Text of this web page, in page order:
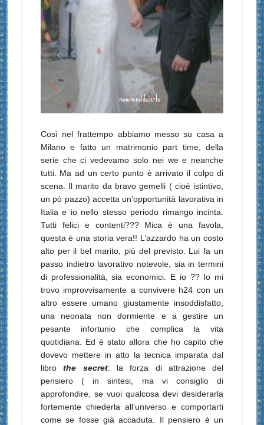
Così nel frattempo abbiamo messo su casa a
Milano e fatto un matrimonio part time, della
serie che ci vedevamo solo nei we e neanche
tutti. Ma ad un certo punto è arrivato il colpo di
scena. Il marito da bravo gemelli ( cioè istintivo,
un pò pazzo) accetta un’opportunità lavorativa in
Italia e io nello stesso periodo rimango incinta.
Tutti felici e contenti??? Mica è una favola,
questa è una storia vera!! L’azzardo ha un costo
alto per il bel marito, più del previsto. Lui fa un
passo indietro lavorativo notevole, sia in termini
di professionalità, sia economici. E io ?? Io mi
trovo improvvisamente a convivere h24 con un
altro essere umano giustamente insoddisfatto,
una neonata non dormiente e a gestire un
pesante infortunio che complica la vita
quotidiana. Ed è stato allora che ho capito che
dovevo mettere in atto la tecnica imparata dal
librothe secret: la forza di attrazione del
pensiero ( in sintesi, ma vi consiglio di
approfondire, se vuoi qualcosa devi desiderarla
fortemente chiederla all’universo e comportarti
come se fosse già accaduta. Il pensiero è un